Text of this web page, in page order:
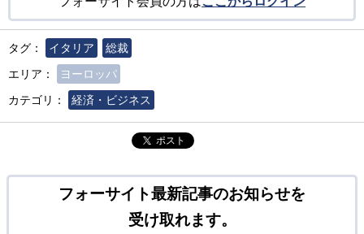
タグ： イタリア
総裁
エリア：
ヨーロッパ
カテゴリ：
経済・ビジネス
ポスト
フォーサイト最新記事のお知らせを
受け取れます。